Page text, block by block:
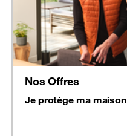
Nos Offres
Je protège ma maison